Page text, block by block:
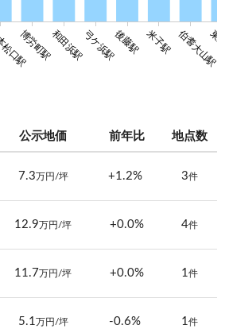
口駅
博労町駅和田浜駅弓ケ浜駅後藤駅 米子駅 伯耆大山駅
東
公示地価 前年比 地点数
7.3 万円/坪 +1.2% 3件
12.9 万円/坪 +0.0% 4件
11.7 万円/坪 +0.0% 1件
5.1 万円/坪 -0.6% 1件